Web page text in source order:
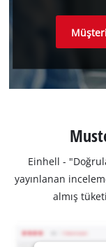
Einhell -
yayınlanan
almış